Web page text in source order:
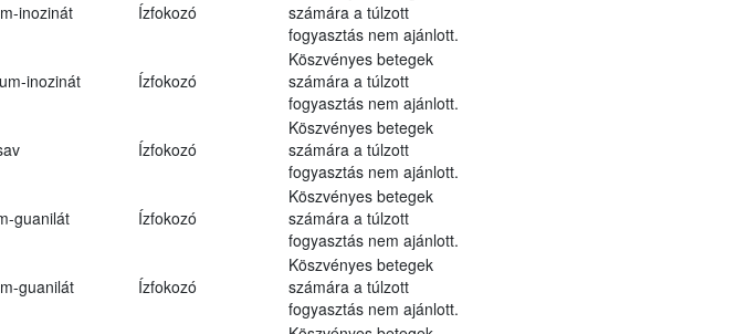
inozinát Ízfokozó
számára a túlzott
fogyasztás nem ajánlott.
inozinát Ízfokozó
Köszvényes betegek
számára a túlzott
fogyasztás nem ajánlott.
Ízfokozó
Köszvényes betegek
számára a túlzott
fogyasztás nem ajánlott.
guanilát Ízfokozó
Köszvényes betegek
számára a túlzott
fogyasztás nem ajánlott.
guanilát Ízfokozó
Köszvényes betegek
számára a túlzott
fogyasztás nem ajánlott.